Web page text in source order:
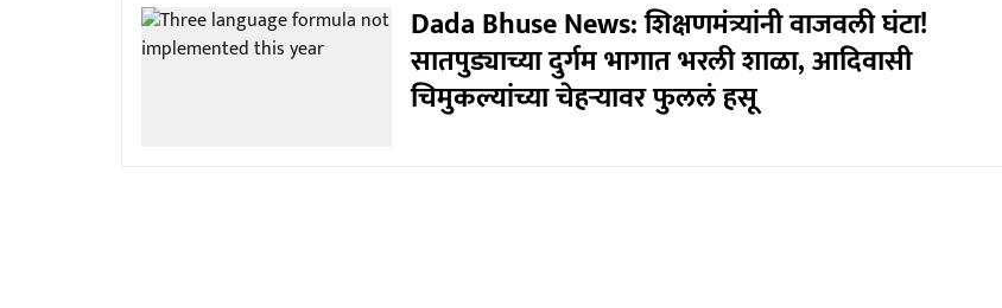
Dada Bhuse News: शिक्षणमंत्र्यांनी वाजवली घंटा!
सातपुड्याच्या दुर्गम भागात भरली शाळा, आदिवासी
चिमुकल्यांच्या चेहऱ्यावर फुललं हसू